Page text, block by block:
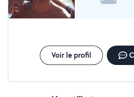
Voir le profil